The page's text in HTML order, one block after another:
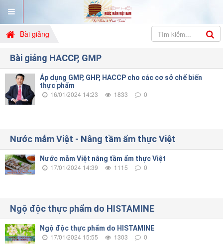
Bài giảng
Bài giảng HACCP, GMP
Áp dụng GMP, GHP, HACCP cho các cơ sở chế biến
thực phẩm
16/01/2024 14:23 1833 0
Nước mắm Việt - Nâng tầm ẩm thực Việt
Nước mắm Việt nâng tầm ẩm thực Việt
17/01/2024 14:39 1115 0
Ngộ độc thực phẩm do HISTAMINE
Ngộ độc thực phẩm do HISTAMINE
17/01/2024 15:55 1303 0